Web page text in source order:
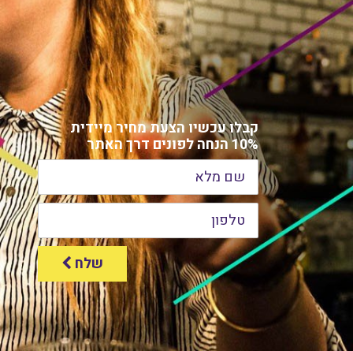
קבלו עכשיו הצעת מחיר מיידית
10% הנחה לפונים דרך האתר
שלח